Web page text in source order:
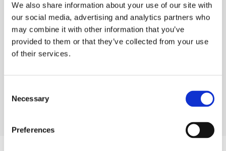
We also share information about your use of our site with
our social media, advertising and analytics partners who
may combine it with other information that you’ve
provided to them or that they’ve collected from your use
of their services.
Selection
Necessary
Preferences